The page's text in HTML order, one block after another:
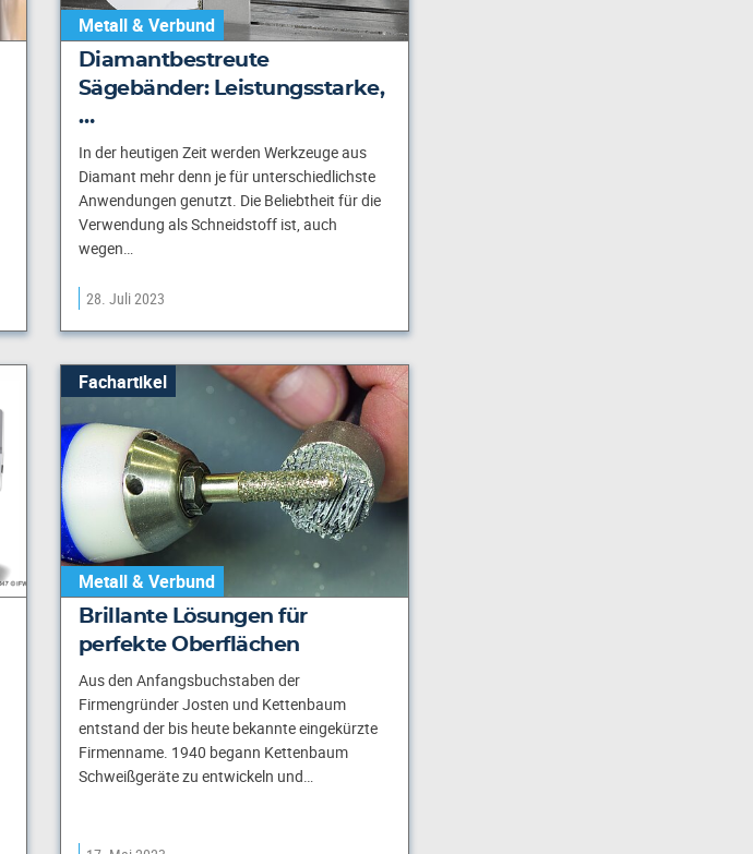
Metall & Verbund
Diamantbestreute
Sägebänder: Leistungsstarke,
…
In der heutigen Zeit werden Werkzeuge aus
Diamant mehr denn je für unterschiedlichste
Anwendungen genutzt. Die Beliebtheit für die
Verwendung als Schneidstoff ist, auch
wegen…
28. Juli 2023
Fachartikel
Metall & Verbund
Brillante Lösungen für
perfekte Oberflächen
Aus den Anfangsbuchstaben der
Firmengründer Josten und Kettenbaum
entstand der bis heute bekannte eingekürzte
Firmenname. 1940 begann Kettenbaum
Schweißgeräte zu entwickeln und…